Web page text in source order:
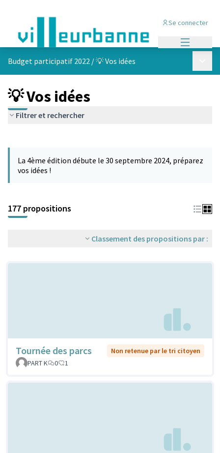
Se connecter
Budget participatif 2022 /💡 Vos idées
💡 Vos idées
Filtrer et rechercher
−
La 4ème édition débute le 30 septembre 2024, préparez
vos idées !
177 propositions
Classement des propositions par :
Tournée des parcs
Non retenue par le tri citoyen
PART K
0 1